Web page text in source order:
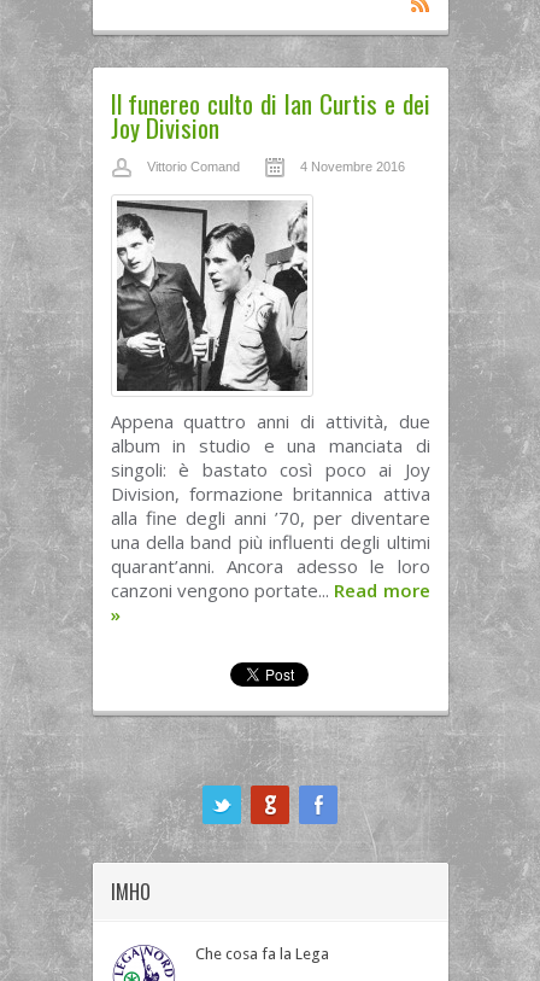
Il funereo culto di Ian Curtis e dei
Joy Division
Vittorio Comand 4 Novembre 2016
Appena quattro anni di attività, due
album in studio e una manciata di
singoli: è bastato così poco ai Joy
Division, formazione britannica attiva
alla fine degli anni ’70, per diventare
una della band più influenti degli ultimi
quarant’anni. Ancora adesso le loro
canzoni vengono portate... Read more
»
IMHO
Che cosa fa la Lega